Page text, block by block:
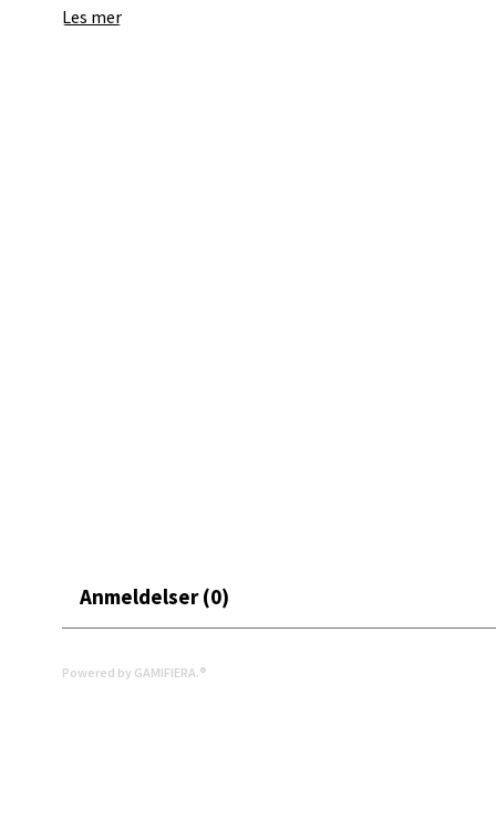
for å gjøre hjemmet ditt ekstra koselig i julen.
Les mer
Anmeldelser (0)
Powered by GAMIFIERA.®